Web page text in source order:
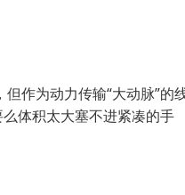
作为动力传输“大动脉”的
体积太大塞不进紧凑的手